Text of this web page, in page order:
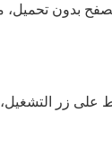
بدون تحميل،
زر التشغيل،